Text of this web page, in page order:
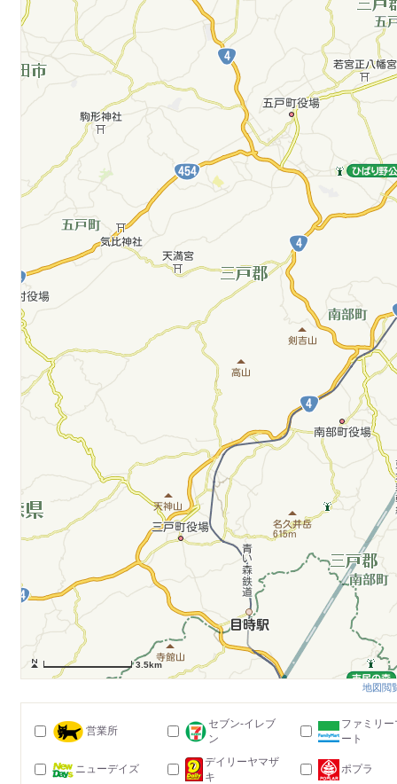
3.5km
地図閲
営業所
セブン-イレブ
ン
ファミリー
ート
ニューデイズ
デイリーヤマザ
キ
ポプラ